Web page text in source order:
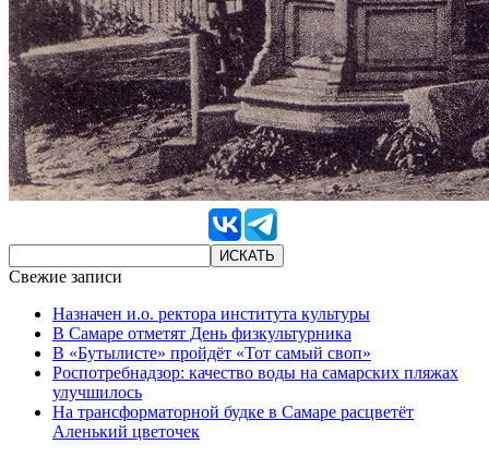
Свежие записи
Назначен и.о. ректора института культуры
В Самаре отметят День физкультурника
В «Бутылисте» пройдёт «Тот самый своп»
Роспотребнадзор: качество воды на самарских пляжах
улучшилось
На трансформаторной будке в Самаре расцветёт
Аленький цветочек